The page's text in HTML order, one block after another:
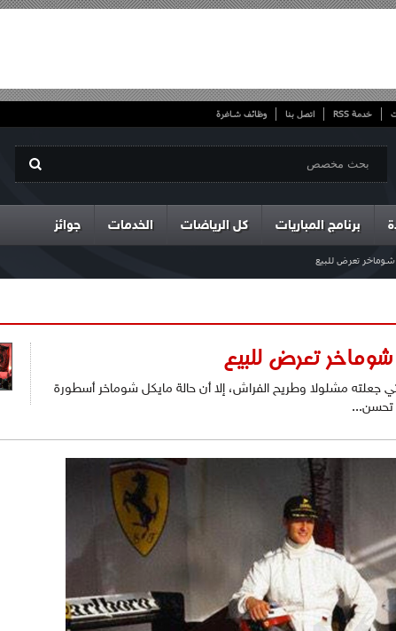
خدمة RSS اتصل بنا وظائف شاغرة
برنامج المباريات كل الرياضات الخدمات جوائز
تعرض للبيع
تعرض للبيع
جعلته مشلولا وطريح الفراش، إلا أن حالة مايكل شوماخر أسطورة
تحسن...